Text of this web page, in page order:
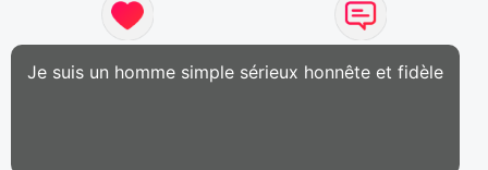
Je suis un homme simple sérieux honnête et fidèle